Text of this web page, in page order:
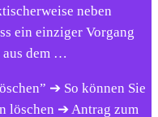
neben
ein einziger Vorgang
aus dem …
➔ So können Sie
löschen ➔ Antrag zum